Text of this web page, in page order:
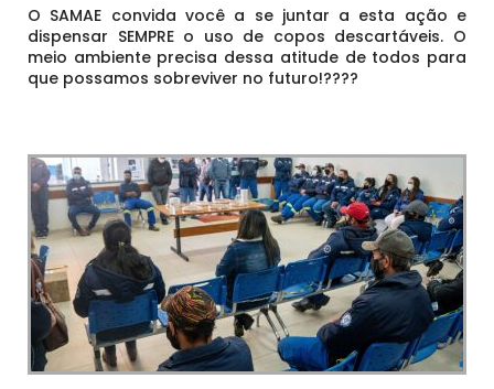
O SAMAE convida você a se juntar a esta ação e
dispensar SEMPRE o uso de copos descartáveis. O
meio ambiente precisa dessa atitude de todos para
que possamos sobreviver no futuro!????